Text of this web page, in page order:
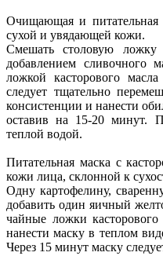
Очищающая и питательная
сухой и увядающей кожи.
Смешать столовую
добавлением сливочного
ложкой касторового
следует тщательно
консистенции и нанести
оставив на 15-20 минут.
теплой водой.
Питательная маска с
кожи лица, склонной к
Одну картофелину,
добавить один яичный
чайные ложки
нанести маску в теплом
Через 15 минут маску